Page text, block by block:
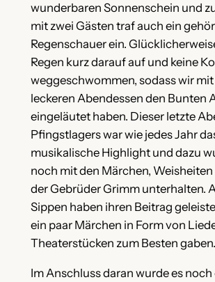
wunderbaren Sonnenschein und
mit zwei Gästen traf auch ein
Regenschauer ein.
Regen kurz darauf auf und keine
weggeschwommen, sodass wir
leckeren Abendessen den Bunten
eingeläutet haben. Dieser letzte
Pfingstlagers war wie jedes Jahr
musikalische Highlight und dazu
noch mit den Märchen,
der Gebrüder Grimm unterhalten.
Sippen haben ihren Beitrag
ein paar Märchen in Form von
Theaterstücken zum Besten gaben.
Im Anschluss daran wurde es